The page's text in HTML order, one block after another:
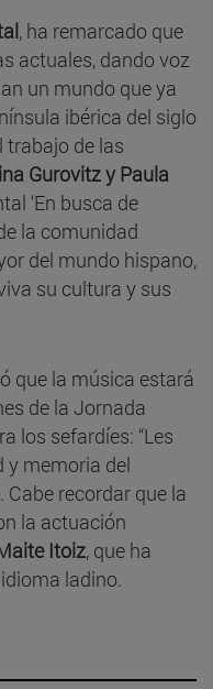
, ha remarcado que
actuales, dando voz
un mundo que ya
ibérica del siglo
trabajo de las
Gurovitz y Paula
‘En busca de
la comunidad
del mundo hispano,
su cultura y sus
que la música estará
de la Jornada
los sefardíes: “Les
y memoria del
Cabe recordar que la
la actuación
Itoiz, que ha
ladino.